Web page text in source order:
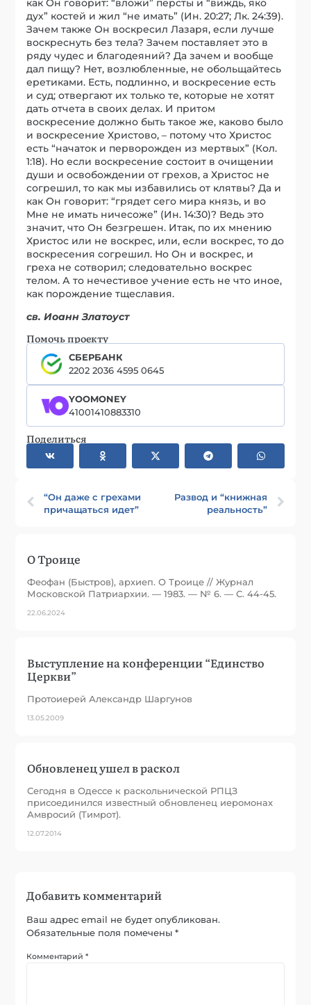
как Он говорит: “вложи” персты и “виждь, яко
дух” костей и жил “не имать” (Ин. 20:27; Лк. 24:39).
Зачем также Он воскресил Лазаря, если лучше
воскреснуть без тела? Зачем поставляет это в
ряду чудес и благодеяний? Да зачем и вообще
дал пищу? Нет, возлюбленные, не обольщайтесь
еретиками. Есть, подлинно, и воскресение есть
и суд; отвергают их только те, которые не хотят
дать отчета в своих делах. И притом
воскресение должно быть такое же, каково было
и воскресение Христово, – потому что Христос
есть “начаток и перворожден из мертвых” (Кол.
1:18). Но если воскресение состоит в очищении
души и освобождении от грехов, а Христос не
согрешил, то как мы избавились от клятвы? Да и
как Он говорит: “грядет сего мира князь, и во
Мне не имать ничесоже” (Ин. 14:30)? Ведь это
значит, что Он безгрешен. Итак, по их мнению
Христос или не воскрес, или, если воскрес, то до
воскресения согрешил. Но Он и воскрес, и
греха не сотворил; следовательно воскрес
телом. А то нечестивое учение есть не что иное,
как порождение тщеславия.
св. Иоанн Златоуст
Помочь проекту
СБЕРБАНК
2202 2036 4595 0645
YOOMONEY
41001410883310
Поделиться
“Он даже с грехами
причащаться идет”
Развод и “книжная
реальность”
О Троице
Феофан (Быстров), архиеп. О Троице // Журнал
Московской Патриархии. — 1983. — № 6. — С. 44-45.
22.06.2024
Выступление на конференции “Единство
Церкви”
Протоиерей Александр Шаргунов
13.05.2009
Обновленец ушел в раскол
Сегодня в Одессе к раскольнической РПЦЗ
присоединился известный обновленец иеромонах
Амвросий (Тимрот).
12.07.2014
Добавить комментарий
Ваш адрес email не будет опубликован.
Обязательные поля помечены*
Комментарий*